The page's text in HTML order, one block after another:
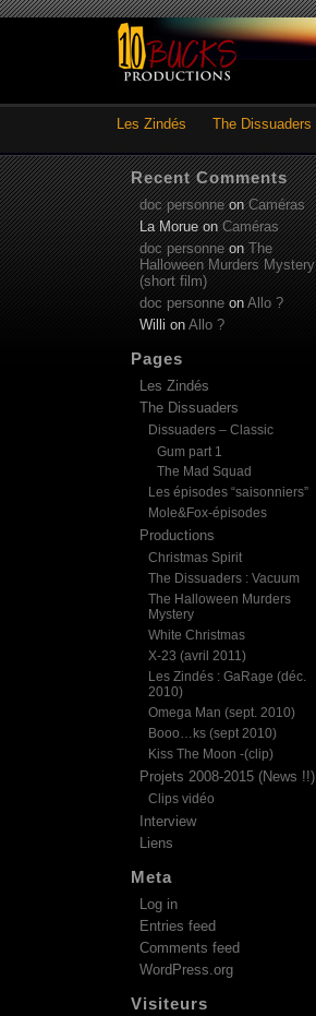
Les Zindés The Dissuaders
Recent Comments
doc personneonCaméras
La MorueonCaméras
doc personneonThe
Halloween Murders Mystery
(short film)
doc personne on Allo ?
Willi on Allo ?
Pages
Les Zindés
The Dissuaders
Dissuaders – Classic
Gum part 1
The Mad Squad
Les épisodes “saisonniers”
Mole&Fox-épisodes
Productions
Christmas Spirit
The Dissuaders : Vacuum
The Halloween Murders
Mystery
White Christmas
X-23 (avril 2011)
Les Zindés : GaRage (déc.
2010)
Omega Man (sept. 2010)
Booo…ks (sept 2010)
Kiss The Moon -(clip)
Projets 2008-2015 (News !!)
Clips vidéo
Interview
Liens
Meta
Log in
Entries feed
Comments feed
WordPress.org
Visiteurs